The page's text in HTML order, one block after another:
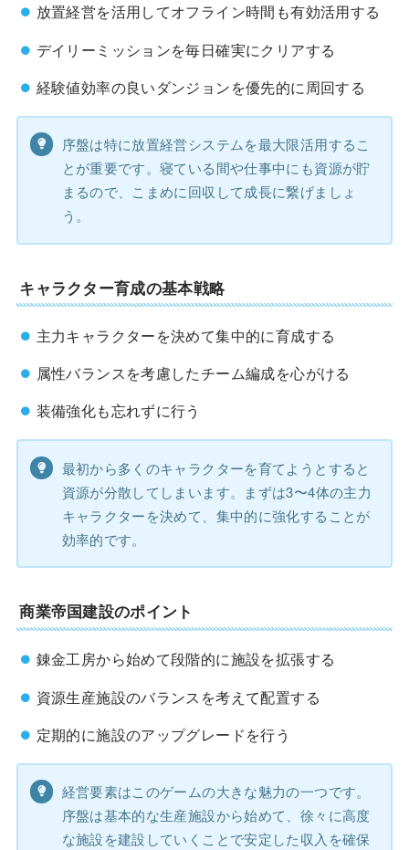
放置経営を活用してオフライン時間も有効活用する
デイリーミッションを毎日確実にクリアする
経験値効率の良いダンジョンを優先的に周回する
序盤は特に放置経営システムを最大限活用するこ
とが重要です。寝ている間や仕事中にも資源が貯
まるので、こまめに回収して成長に繋げましょ
う。
キャラクター育成の基本戦略
主力キャラクターを決めて集中的に育成する
属性バランスを考慮したチーム編成を心がける
装備強化も忘れずに行う
最初から多くのキャラクターを育てようとすると
資源が分散してしまいます。まずは3〜4体の主力
キャラクターを決めて、集中的に強化することが
効率的です。
商業帝国建設のポイント
錬金工房から始めて段階的に施設を拡張する
資源生産施設のバランスを考えて配置する
定期的に施設のアップグレードを行う
経営要素はこのゲームの大きな魅力の一つです。
序盤は基本的な生産施設から始めて、徐々に高度
な施設を建設していくことで安定した収入を確保